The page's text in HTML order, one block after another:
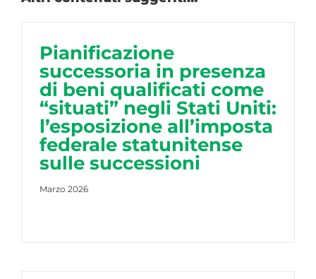
Pianificazione
successoria in presenza
di beni qualificati come
“situati” negli Stati Uniti:
l’esposizione all’imposta
federale statunitense
sulle successioni
Marzo 2026